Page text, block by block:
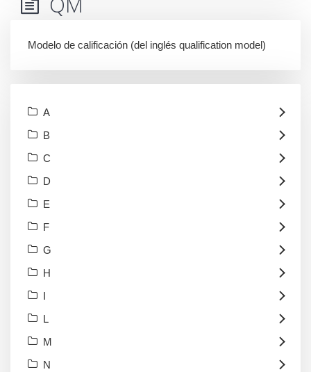
Modelo de calificación (del inglés qualification model)
A
B
C
D
E
F
G
H
I
L
M
N